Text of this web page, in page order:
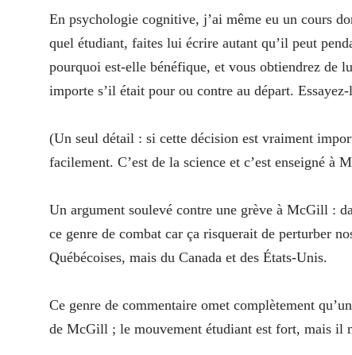
En psychologie cognitive, j’ai même eu un cours
quel étudiant, faites lui écrire autant qu’il peut
pourquoi est-elle bénéfique, et vous obtiendrez de
importe s’il était pour ou contre au départ.
(Un seul détail : si cette décision est vraiment
facilement. C’est de la science et c’est enseigné à
Un argument soulevé contre une grève à McGill :
ce genre de combat car ça risquerait de perturber
Québécoises, mais du Canada et des États-Unis.
Ce genre de commentaire omet complètement
de McGill ; le mouvement étudiant est fort, mais il